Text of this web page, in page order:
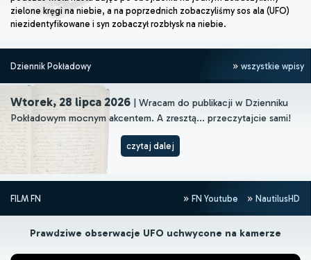
zielone kręgi na niebie, a na poprzednich zobaczyliśmy sos ala (UFO)
niezidentyfikowane i syn zobaczył rozbłysk na niebie.
Dziennik Pokładowy wszystkie wpisy
Wtorek, 28 lipca 2026 | Wracam do publikacji w Dzienniku
Pokładowym mocnym akcentem. A zresztą... przeczytajcie sami!
czytaj dalej
FILM FN FN Youtube NautilusHD
Prawdziwe obserwacje UFO uchwycone na kamerze